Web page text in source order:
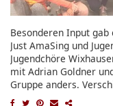
Besonderen Input
Just AmaSing und
Jugendchöre
mit Adrian Goldner
Gruppe anders.